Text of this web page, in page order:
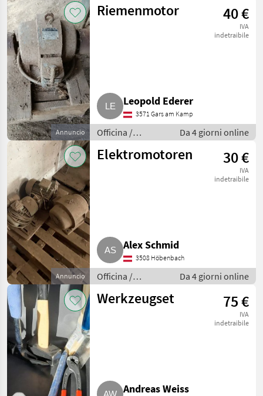
Annuncio
Riemenmotor 40 €
IVA
indetraibile
Leopold Ederer
3571 Gars am Kamp
Officina /
Attrezzeria
Da 4 giorni online
Annuncio
Elektromotoren 30 €
IVA
indetraibile
Alex Schmid
3508 Höbenbach
Officina /
Attrezzeria
Da 4 giorni online
Werkzeugset 75 €
IVA
indetraibile
Andreas Weiss